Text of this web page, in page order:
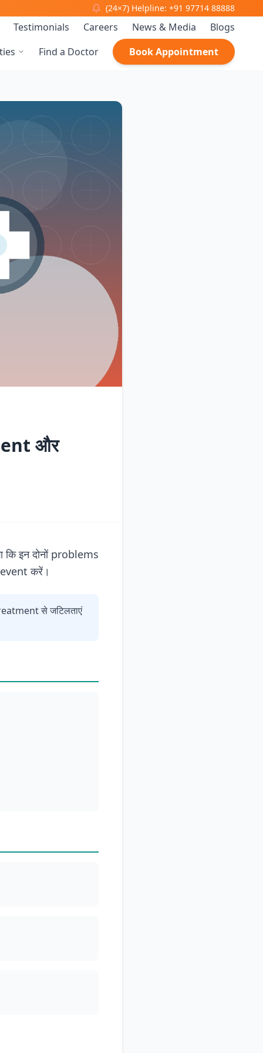
(24×7) Helpline: +91 97714 88888
Testimonials Careers News & Media
Blogs
Find a Doctor Book Appointment
और
कि इन दोनों problems
करें।
से जटिलताएं